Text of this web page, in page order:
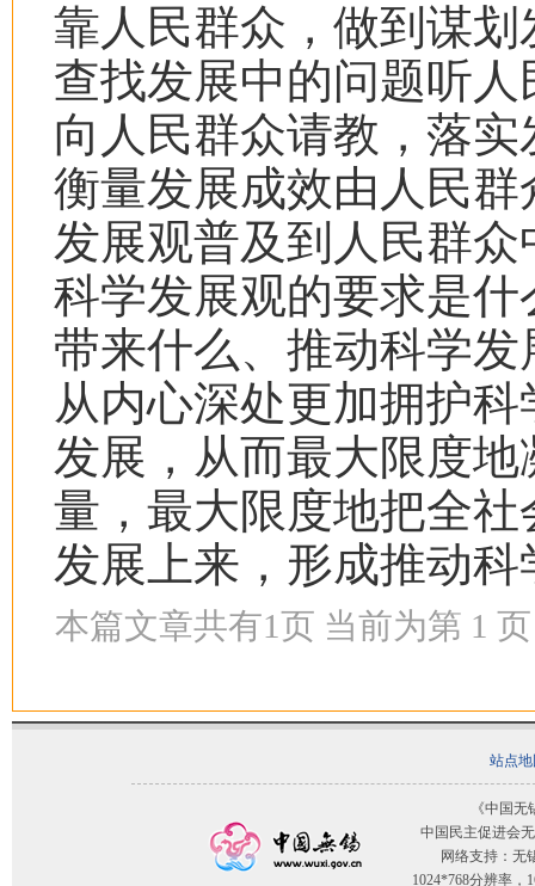
靠人民群众，做到谋
查找发展中的问题听
向人民群众请教，落
衡量发展成效由人民
发展观普及到人民群
科学发展观的要求是
带来什么、推动科学
从内心深处更加拥护
发展，从而最大限度
量，最大限度地把全
发展上来，形成推动
本篇文章共有1页 当前为第 1 页
站点
《中国
中国民主促进会
网络支持：无
1024*768分辨率，